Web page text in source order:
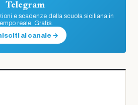
Telegram
e scadenze della scuola siciliana in
reale. Gratis.
al canale →